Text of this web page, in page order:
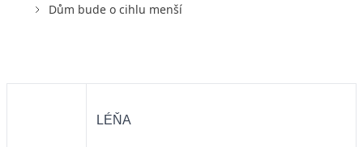
Dům bude o cihlu menší
LÉŇA